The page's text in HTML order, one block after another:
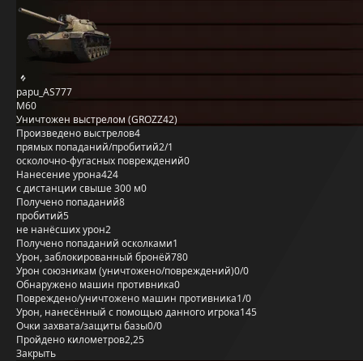
papu_AS777
M60
Уничтожен выстрелом (GROZZ42)
Произведено выстрелов4
прямых попаданий/пробитий2/1
осколочно-фугасных повреждений0
Нанесение урона424
с дистанции свыше 300 м0
Получено попаданий8
пробитий5
не нанёсших урон2
Получено попаданий осколками1
Урон, заблокированный бронёй780
Урон союзникам (уничтожено/повреждений)0/0
Обнаружено машин противника0
Повреждено/уничтожено машин противника1/0
Урон, нанесённый с помощью данного игрока145
Очки захвата/защиты базы0/0
Пройдено километров2,25
Закрыть